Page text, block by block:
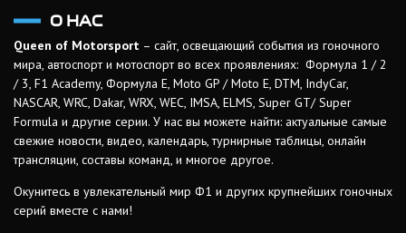
О НАС
Queen of Motorsport – сайт, освещающий события из гоночного
мира, автоспорт и мотоспорт во всех проявлениях: Формула 1 / 2
/ 3, F1 Academy, Формула Е, Moto GP / Moto E, DTM, IndyCar,
NASCAR, WRC, Dakar, WRX, WEC, IMSA, ELMS, Super GT/ Super
Formula и другие серии. У нас вы можете найти: актуальные самые
свежие новости, видео, календарь, турнирные таблицы, онлайн
трансляции, составы команд, и многое другое.
Окунитесь в увлекательный мир Ф1 и других крупнейших гоночных
серий вместе с нами!